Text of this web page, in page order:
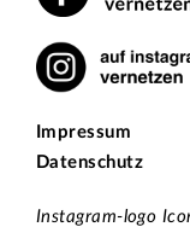
Impressum
Datenschutz
Instagram-logo